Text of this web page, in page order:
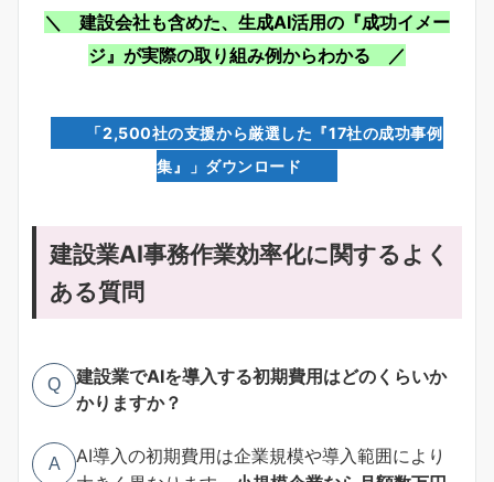
＼ 建設会社も含めた、生成AI活用の『成功イメー
ジ』が実際の取り組み例からわかる ／
「2,500社の支援から厳選した『17社の成功事例
集』」ダウンロード
建設業AI事務作業効率化に関するよく
ある質問
Q
建設業でAIを導入する初期費用はどのくらいか
かりますか？
A
AI導入の初期費用は企業規模や導入範囲により